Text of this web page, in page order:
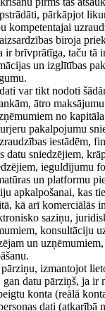
pārkāpjot
kompetentajai
biroja
ir brīvprātīga, taču tā
un izglītības
var tikt nodoti
ātro
no
pakalpojumu
iestādēm,
datu sniedzējiem,
ieguldījumu
un platformu
apkalpošanai, kas
kā arī komerciālās
saziņu,
konsultāciju
un
pārziņu, izmantojot
datu pārziņš, ja ir
konta (reālā
dati (atkarībā